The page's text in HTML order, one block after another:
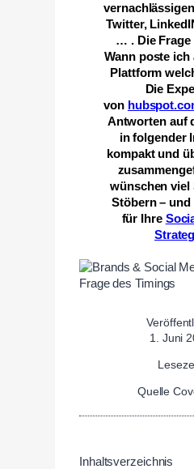
Twitter,
… . Die Frage
Wann poste ich
Plattform
Die
von
Antworten auf
in folgender
kompakt und
wünschen viel
Stöbern –
für Ihre
1. Juni
Quelle
Inhaltsverzeichnis